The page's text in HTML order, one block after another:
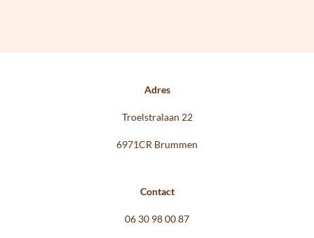
Adres
Troelstralaan 22
6971CR Brummen
Contact
06 30 98 00 87